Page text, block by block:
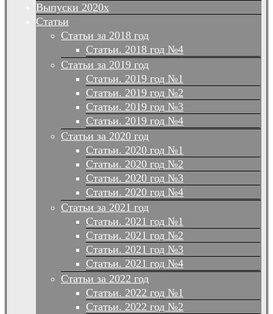
Выпуски 2020х
Статьи
Статьи за 2018 год
Статьи. 2018 год №4
Статьи за 2019 год
Статьи. 2019 год №1
Статьи. 2019 год №2
Статьи. 2019 год №3
Статьи. 2019 год №4
Статьи за 2020 год
Статьи. 2020 год №1
Статьи. 2020 год №2
Статьи. 2020 год №3
Статьи. 2020 год №4
Статьи за 2021 год
Статьи. 2021 год №1
Статьи. 2021 год №2
Статьи. 2021 год №3
Статьи. 2021 год №4
Статьи за 2022 год
Статьи. 2022 год №1
Статьи. 2022 год №2